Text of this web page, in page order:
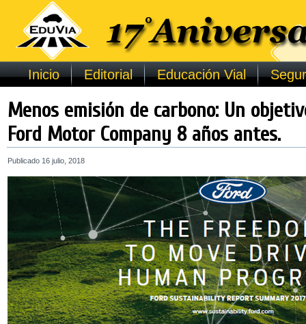
Inicio Editorial Educación Vial
Menos emisión de carbono: Un
Ford Motor Company 8 años antes.
Publicado 16 julio, 2018